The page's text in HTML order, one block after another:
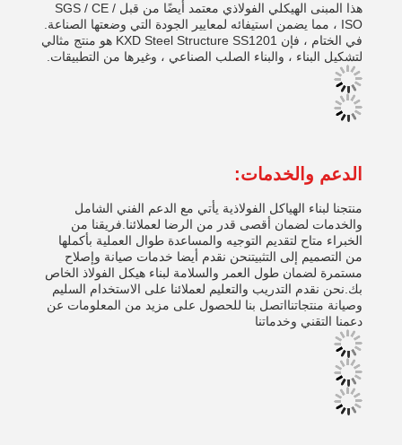
هذا المبنى الهيكلي الفولاذي معتمد أيضًا من قبل SGS / CE /
ISO ، مما يضمن استيفائه لمعايير الجودة التي وضعتها الصناعة.
في الختام ، فإن KXD Steel Structure SS1201 هو منتج مثالي
لتشكيل البناء ، والبناء الصلب الصناعي ، وغيرها من التطبيقات.
الدعم والخدمات:
منتجنا لبناء الهياكل الفولاذية يأتي مع الدعم الفني الشامل
والخدمات لضمان أقصى قدر من الرضا لعملائنا.فريقنا من
الخبراء متاح لتقديم التوجيه والمساعدة طوال العملية بأكملها
من التصميم إلى التثبيتنحن نقدم أيضا خدمات صيانة وإصلاح
مستمرة لضمان طول العمر والسلامة لبناء هيكل الفولاذ الخاص
بك.نحن نقدم التدريب والتعليم لعملائنا على الاستخدام السليم
وصيانة منتجاتنااتصل بنا للحصول على مزيد من المعلومات عن
دعمنا التقني وخدماتنا